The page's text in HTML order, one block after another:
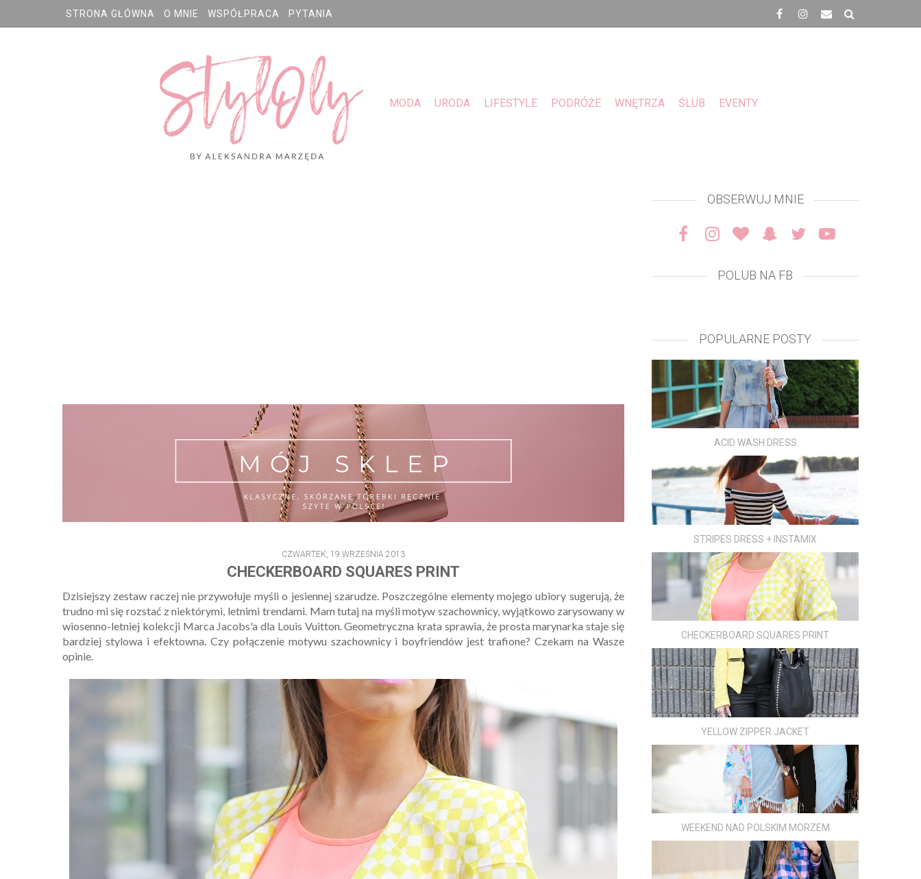
STRONA GŁÓWNA O MNIE WSPÓŁPRACA PYTANIA
MODA URODA LIFESTYLE PODRÓŻE WNĘTRZA ŚLUB EVENTY
CZWARTEK, 19 WRZEŚNIA 2013
CHECKERBOARD SQUARES PRINT
Dzisiejszy zestaw raczej nie przywołuje myśli o jesiennej szarudze. Poszczególne elementy mojego ubiory sugerują, że
trudno mi się rozstać z niektórymi, letnimi trendami. Mam tutaj na myśli motyw szachownicy, wyjątkowo zarysowany w
wiosenno-letniej kolekcji Marca Jacobs'a dla Louis Vuitton. Geometryczna krata sprawia, że prosta marynarka staje się
bardziej stylowa i efektowna. Czy połączenie motywu szachownicy i boyfriendów jest trafione? Czekam na Wasze
opinie.
OBSERWUJ MNIE
POLUB NA FB
POPULARNE POSTY
ACID WASH DRESS
STRIPES DRESS + INSTAMIX
CHECKERBOARD SQUARES PRINT
YELLOW ZIPPER JACKET
WEEKEND NAD POLSKIM MORZEM